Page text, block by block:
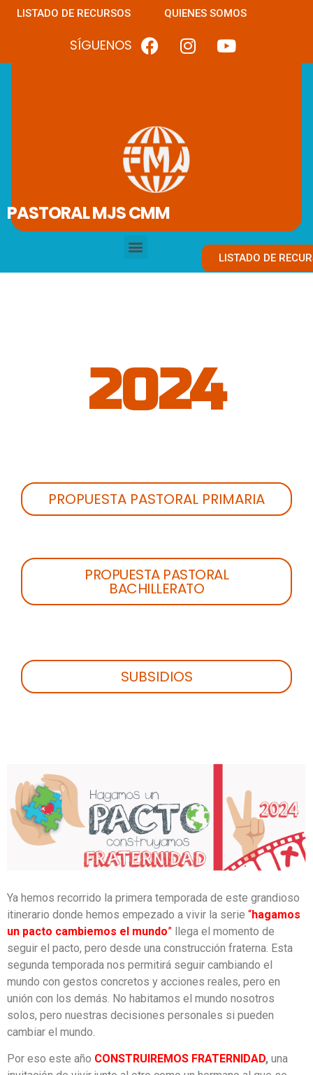
LISTADO DE RECURSOS QUIENES SOMOS
SÍGUENOS
PASTORAL MJS CMM
LISTADO DE
2024
PROPUESTA PASTORAL PRIMARIA
PROPUESTA PASTORAL
BACHILLERATO
SUBSIDIOS
Ya hemos recorrido la primera temporada de este grandioso
itinerario donde hemos empezado a vivir la serie “hagamos
un pacto cambiemos el mundo” llega el momento de
seguir el pacto, pero desde una construcción fraterna. Esta
segunda temporada nos permitirá seguir cambiando el
mundo con gestos concretos y acciones reales, pero en
unión con los demás. No habitamos el mundo nosotros
solos, pero nuestras decisiones personales si pueden
cambiar el mundo.
Por eso este año CONSTRUIREMOS FRATERNIDAD, una